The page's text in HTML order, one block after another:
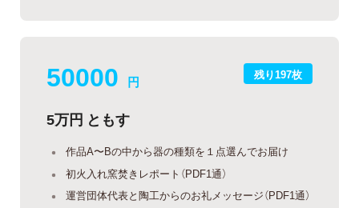
残り197枚
50000 円
5万円 ともす
作品A〜Bの中から器の種類を１点選んでお届け
初火入れ窯焚きレポート（PDF1通）
運営団体代表と陶工からのお礼メッセージ（PDF1通）